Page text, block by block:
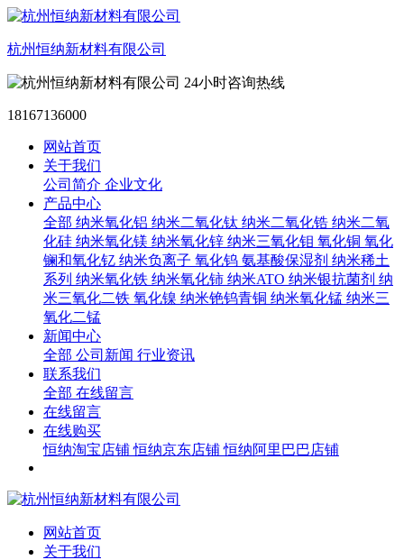
杭州恒纳新材料有限公司
24小时咨询热线
18167136000
网站首页
关于我们
公司简介 企业文化
产品中心
全部 纳米氧化铝 纳米二氧化钛 纳米二氧化锆 纳米二氧
化硅 纳米氧化镁 纳米氧化锌 纳米三氧化钼 氧化铜 氧化
镧和氧化钇 纳米负离子 氧化钨 氨基酸保湿剂 纳米稀土
系列 纳米氧化铁 纳米氧化铈 纳米ATO 纳米银抗菌剂 纳
米三氧化二铁 氧化镍 纳米铯钨青铜 纳米氧化锰 纳米三
氧化二锰
新闻中心
全部 公司新闻 行业资讯
联系我们
全部 在线留言
在线留言
在线购买
恒纳淘宝店铺 恒纳京东店铺 恒纳阿里巴巴店铺
网站首页
关于我们